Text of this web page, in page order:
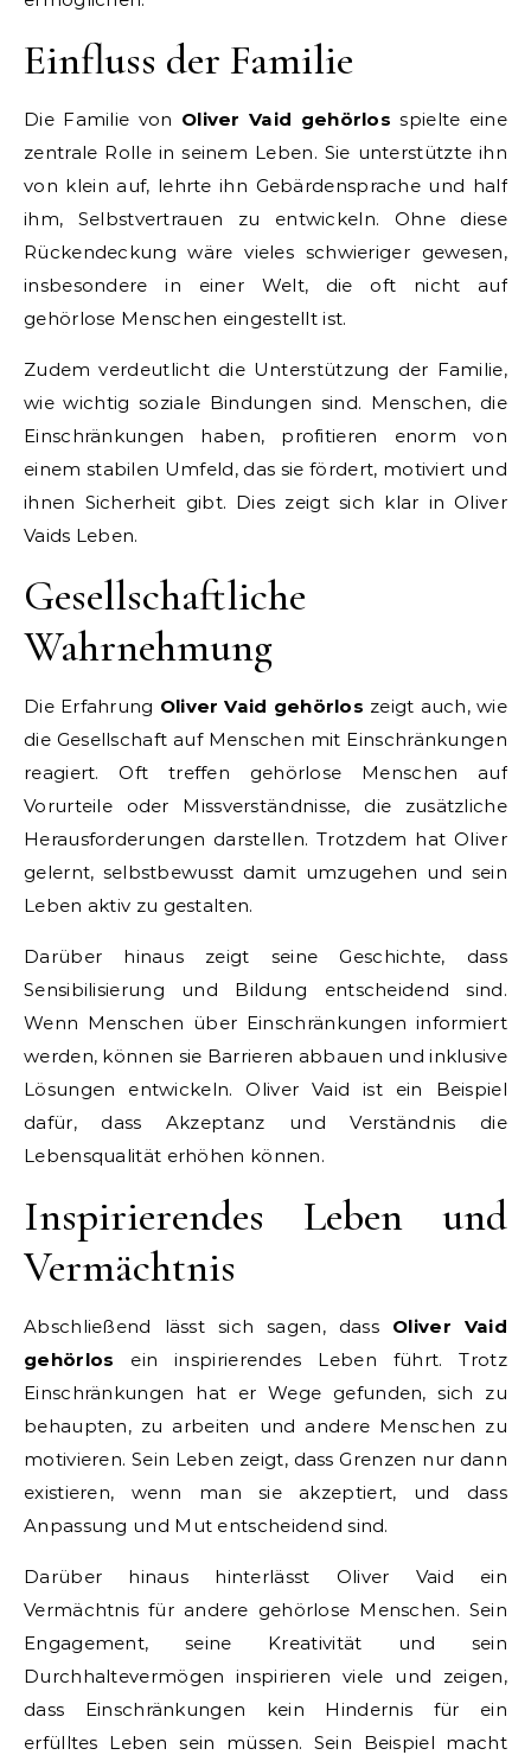
Einfluss der Familie
Die Familie von Oliver Vaid gehörlos spielte eine
zentrale Rolle in seinem Leben. Sie unterstützte ihn
von klein auf, lehrte ihn Gebärdensprache und half
ihm, Selbstvertrauen zu entwickeln. Ohne diese
Rückendeckung wäre vieles schwieriger gewesen,
insbesondere in einer Welt, die oft nicht auf
gehörlose Menschen eingestellt ist.
Zudem verdeutlicht die Unterstützung der Familie,
wie wichtig soziale Bindungen sind. Menschen, die
Einschränkungen haben, profitieren enorm von
einem stabilen Umfeld, das sie fördert, motiviert und
ihnen Sicherheit gibt. Dies zeigt sich klar in Oliver
Vaids Leben.
Gesellschaftliche
Wahrnehmung
Die Erfahrung Oliver Vaid gehörlos zeigt auch, wie
die Gesellschaft auf Menschen mit Einschränkungen
reagiert. Oft treffen gehörlose Menschen auf
Vorurteile oder Missverständnisse, die zusätzliche
Herausforderungen darstellen. Trotzdem hat Oliver
gelernt, selbstbewusst damit umzugehen und sein
Leben aktiv zu gestalten.
Darüber hinaus zeigt seine Geschichte, dass
Sensibilisierung und Bildung entscheidend sind.
Wenn Menschen über Einschränkungen informiert
werden, können sie Barrieren abbauen und inklusive
Lösungen entwickeln. Oliver Vaid ist ein Beispiel
dafür, dass Akzeptanz und Verständnis die
Lebensqualität erhöhen können.
Inspirierendes Leben und
Vermächtnis
Abschließend lässt sich sagen, dass Oliver Vaid
gehörlos ein inspirierendes Leben führt. Trotz
Einschränkungen hat er Wege gefunden, sich zu
behaupten, zu arbeiten und andere Menschen zu
motivieren. Sein Leben zeigt, dass Grenzen nur dann
existieren, wenn man sie akzeptiert, und dass
Anpassung und Mut entscheidend sind.
Darüber hinaus hinterlässt Oliver Vaid ein
Vermächtnis für andere gehörlose Menschen. Sein
Engagement, seine Kreativität und sein
Durchhaltevermögen inspirieren viele und zeigen,
dass Einschränkungen kein Hindernis für ein
erfülltes Leben sein müssen. Sein Beispiel macht